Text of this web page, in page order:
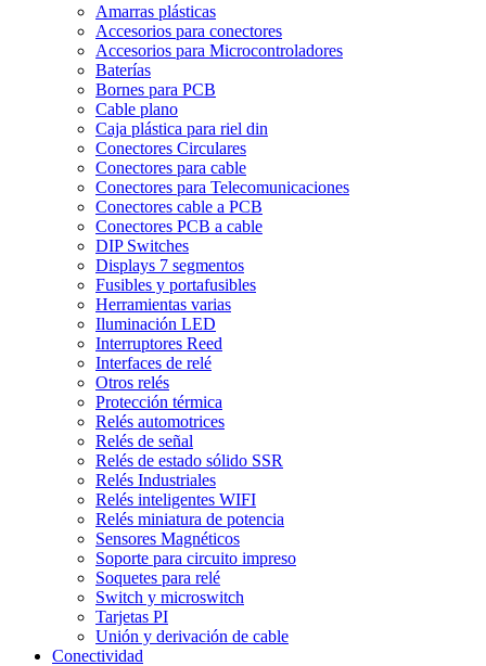
Amarras plásticas
Accesorios para conectores
Accesorios para Microcontroladores
Baterías
Bornes para PCB
Cable plano
Caja plástica para riel din
Conectores Circulares
Conectores para cable
Conectores para Telecomunicaciones
Conectores cable a PCB
Conectores PCB a cable
DIP Switches
Displays 7 segmentos
Fusibles y portafusibles
Herramientas varias
Iluminación LED
Interruptores Reed
Interfaces de relé
Otros relés
Protección térmica
Relés automotrices
Relés de señal
Relés de estado sólido SSR
Relés Industriales
Relés inteligentes WIFI
Relés miniatura de potencia
Sensores Magnéticos
Soporte para circuito impreso
Soquetes para relé
Switch y microswitch
Tarjetas PI
Unión y derivación de cable
Conectividad